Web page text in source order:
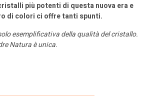
più potenti di questa nuova era e
di colori ci offre tanti spunti.
esemplificativa della qualità del cristallo.
Natura è unica.